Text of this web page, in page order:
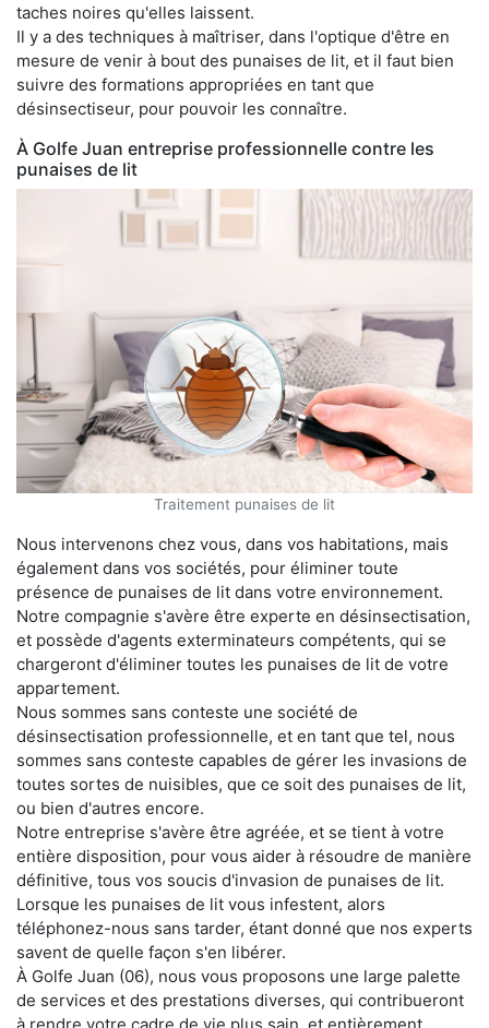
taches noires qu'elles laissent.
Il y a des techniques à maîtriser, dans l'optique d'être en
mesure de venir à bout des punaises de lit, et il faut bien
suivre des formations appropriées en tant que
désinsectiseur, pour pouvoir les connaître.
À Golfe Juan entreprise professionnelle contre les
punaises de lit
Traitement punaises de lit
Nous intervenons chez vous, dans vos habitations, mais
également dans vos sociétés, pour éliminer toute
présence de punaises de lit dans votre environnement.
Notre compagnie s'avère être experte en désinsectisation,
et possède d'agents exterminateurs compétents, qui se
chargeront d'éliminer toutes les punaises de lit de votre
appartement.
Nous sommes sans conteste une société de
désinsectisation professionnelle, et en tant que tel, nous
sommes sans conteste capables de gérer les invasions de
toutes sortes de nuisibles, que ce soit des punaises de lit,
ou bien d'autres encore.
Notre entreprise s'avère être agréée, et se tient à votre
entière disposition, pour vous aider à résoudre de manière
définitive, tous vos soucis d'invasion de punaises de lit.
Lorsque les punaises de lit vous infestent, alors
téléphonez-nous sans tarder, étant donné que nos experts
savent de quelle façon s'en libérer.
À Golfe Juan (06), nous vous proposons une large palette
de services et des prestations diverses, qui contribueront
à rendre votre cadre de vie plus sain, et entièrement